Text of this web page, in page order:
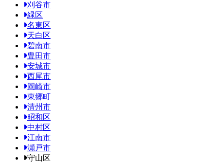
刈谷市
緑区
名東区
天白区
碧南市
豊田市
安城市
西尾市
岡崎市
東郷町
清州市
昭和区
中村区
江南市
瀬戸市
守山区